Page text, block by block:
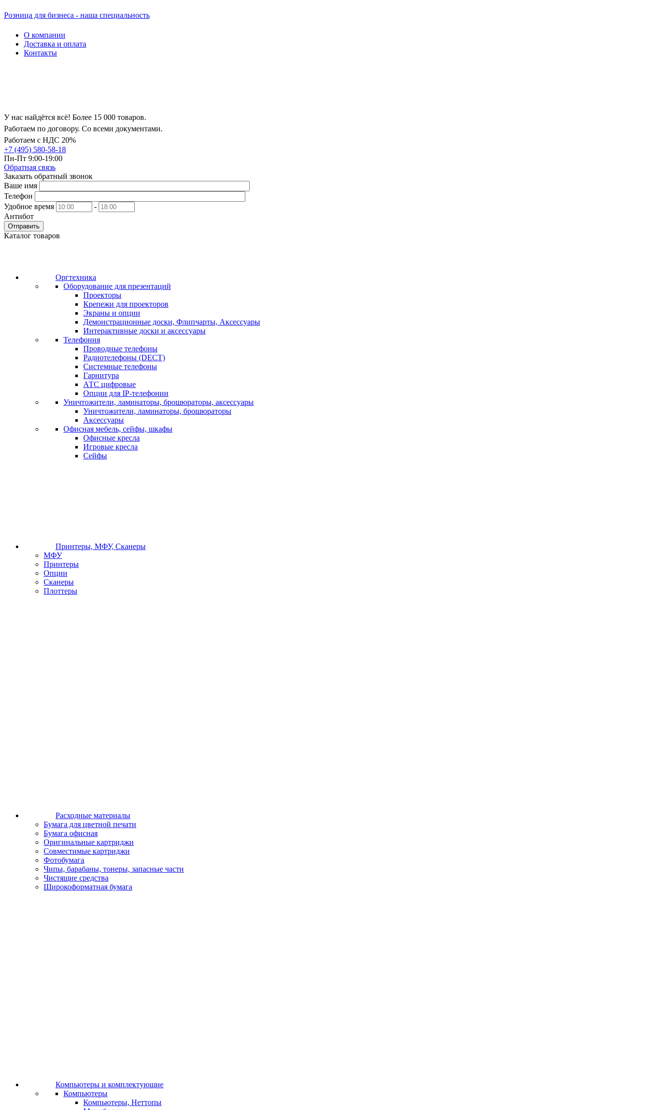
Розница для бизнеса - наша специальность
О компании
Доставка и оплата
Контакты
У нас найдётся всё! Более 15 000 товаров.
Работаем по договору. Со всеми документами.
Работаем с НДС 20%
+7 (495) 580-58-18
Пн-Пт 9:00-19:00
Обратная связь
Заказать обратный звонок
Ваше имя
Телефон
Удобное время
-
Антибот
Отправить
Каталог товаров
Оргтехника
Оборудование для презентаций
Проекторы
Крепежи для проекторов
Экраны и опции
Демонстрационные доски, Флипчарты, Аксессуары
Интерактивные доски и аксессуары
Телефония
Проводные телефоны
Радиотелефоны (DECT)
Системные телефоны
Гарнитура
АТС цифровые
Опции для IP-телефонии
Уничтожители, ламинаторы, брошюраторы, аксессуары
Уничтожители, ламинаторы, брошюраторы
Аксессуары
Офисная мебель, сейфы, шкафы
Офисные кресла
Игровые кресла
Сейфы
Принтеры, МФУ, Сканеры
МФУ
Принтеры
Опции
Сканеры
Плоттеры
Расходные материалы
Бумага для цветной печати
Бумага офисная
Оригинальные картриджи
Совместимые картриджи
Фотобумага
Чипы, барабаны, тонеры, запасные части
Чистящие средства
Широкоформатная бумага
Компьютеры и комплектующие
Компьютеры
Компьютеры, Неттопы